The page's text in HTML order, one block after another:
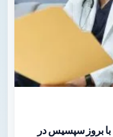
ارتباط نسبت هموگلوبین به RDW با بروز سپسیس در